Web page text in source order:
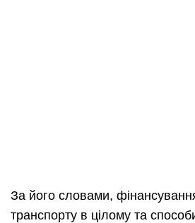
За його словами,
транспорту в цілому та